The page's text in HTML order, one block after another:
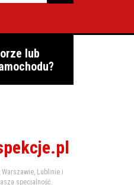
lub
Lublinie i
specjalność.